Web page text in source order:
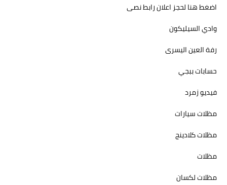
اضغط هنا لحجز اعلان رابط نصى
وادي السيليكون
رفة العين اليسرى
حسابات ببجي
فيديو زمرد
مظلات سيارات
مظلات كلادينج
مظلات
مظلات لكسان